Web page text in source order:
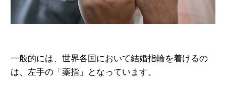
一般的には、世界各国において結婚指輪を着けるの
は、 左手の「薬指」となっています。